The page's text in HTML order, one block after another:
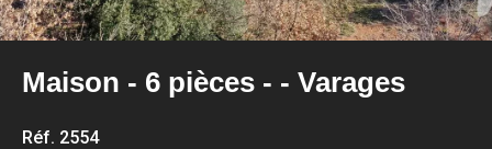
Maison - 6 pièces - - Varages
Réf. 2554